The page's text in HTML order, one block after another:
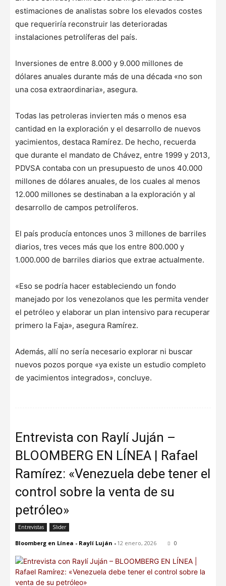
estimaciones de analistas sobre los elevados costes
que requeriría reconstruir las deterioradas
instalaciones petrolíferas del país.
Inversiones de entre 8.000 y 9.000 millones de
dólares anuales durante más de una década «no son
una cosa extraordinaria», asegura.
Todas las petroleras invierten más o menos esa
cantidad en la exploración y el desarrollo de nuevos
yacimientos, destaca Ramírez. De hecho, recuerda
que durante el mandato de Chávez, entre 1999 y 2013,
PDVSA contaba con un presupuesto de unos 40.000
millones de dólares anuales, de los cuales al menos
12.000 millones se destinaban a la exploración y al
desarrollo de campos petrolíferos.
El país producía entonces unos 3 millones de barriles
diarios, tres veces más que los entre 800.000 y
1.000.000 de barriles diarios que extrae actualmente.
«Eso se podría hacer estableciendo un fondo
manejado por los venezolanos que les permita vender
el petróleo y elaborar un plan intensivo para recuperar
primero la Faja», asegura Ramírez.
Además, allí no sería necesario explorar ni buscar
nuevos pozos porque «ya existe un estudio completo
de yacimientos integrados», concluye.
Entrevista con Raylí Juján –
BLOOMBERG EN LÍNEA | Rafael
Ramírez: «Venezuela debe tener el
control sobre la venta de su
petróleo»
Entrevistas Slider
Bloomberg en Línea - Raylí Luján - 12 enero, 2026 0